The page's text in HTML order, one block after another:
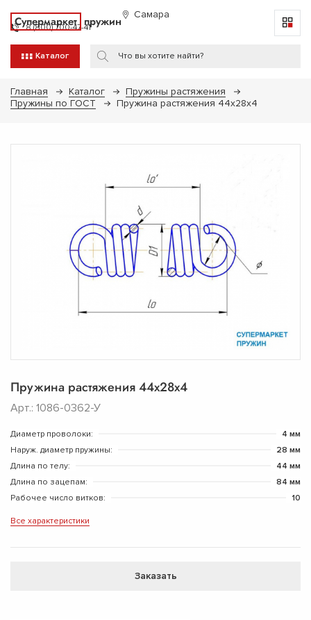
Супермаркет пружин Самара
8 (800) 700-47-41
Каталог
Главная Каталог
Пружины растяжения
Пружины по ГОСТ
Пружина растяжения 44х28х4
Пружина растяжения 44х28х4
Арт.: 1086-0362-У
Диаметр проволоки:
4 мм
Наруж. диаметр пружины:
28 мм
Длина по телу:
44 мм
Длина по зацепам:
84 мм
Рабочее число витков:
10
Все характеристики
Заказать